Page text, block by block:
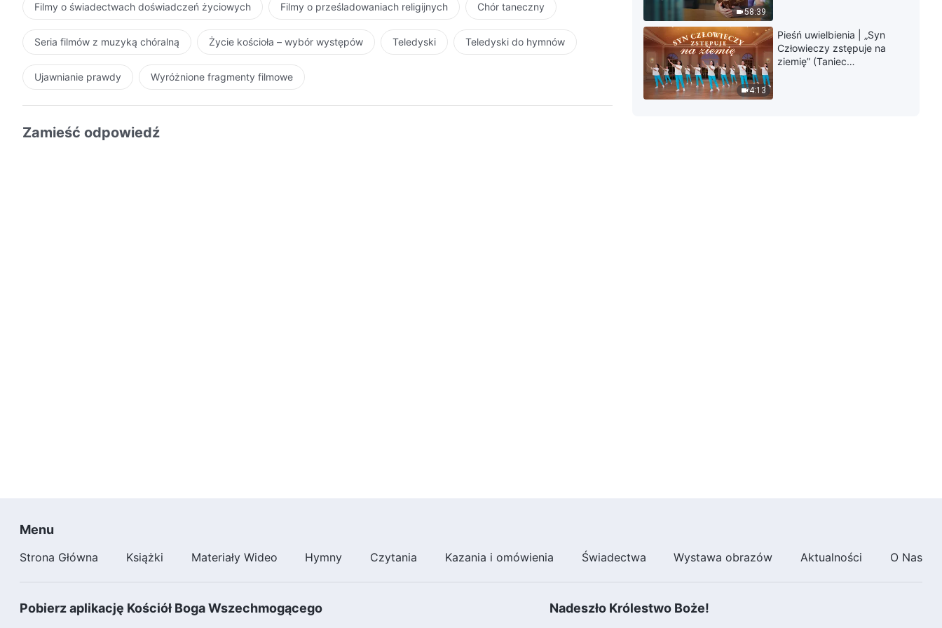
7:56
10:39
Słowo Boże na każdy dzień:
Wcielenie | Fragment 128
Słowo Boże na każdy dzień:
cielesnym, które zostało przygotowane przez Ducha Bożego, aby w danej chwili przyjąć rolę Boga. Sam Bóg
dzieło wśród was wszystkich. Wszyscy wiecie i uznajecie, że wcielenie Boga jest rzeczywistą prawdą, ale
znaczenie i istotę Jego wcielenia – nie jesteście w stanie zrozumieć tych spraw w najmniejszym stopniu i tylko
Filmy o świadectwach doświadczeń życiowych Filmy o prześladowaniach religijnych Chór taneczny
Seria filmów z muzyką chóralną Życie kościoła – wybór występów Teledyski Teledyski do hymnów
Ujawnianie prawdy Wyróżnione fragmenty filmowe
Zamieść odpowiedź
58:39
4:13
Pieśń uwielbienia | „Syn
Człowieczy zstępuje na
ziemię” (Taniec
Menu
Strona Główna Książki Materiały Wideo Hymny Czytania Kazania i omówienia Świadectwa Wystawa obrazów Aktualności O Nas
Pobierz aplikację Kościół Boga Wszechmogącego Nadeszło Królestwo Boże!